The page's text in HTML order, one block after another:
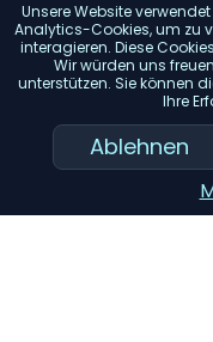
Unsere Website
Analytics-Cookies, um zu
interagieren. Diese
Wir würden uns
unterstützen. Sie können
Ihre
Ablehnen
Größe: Die Größe
Ihrer Küche
Raum und
des Backofens.
Energieeffizienz:
Modelle. Diese